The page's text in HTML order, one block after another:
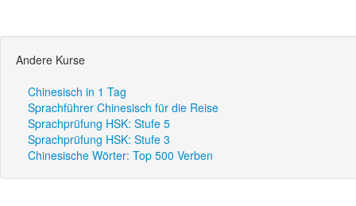
Andere Kurse
Chinesisch in 1 Tag
Sprachführer Chinesisch für die Reise
Sprachprüfung HSK: Stufe 5
Sprachprüfung HSK: Stufe 3
Chinesische Wörter: Top 500 Verben